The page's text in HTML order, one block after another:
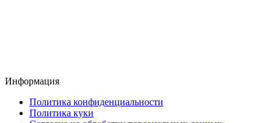
Информация
Политика конфиденциальности
Политика куки